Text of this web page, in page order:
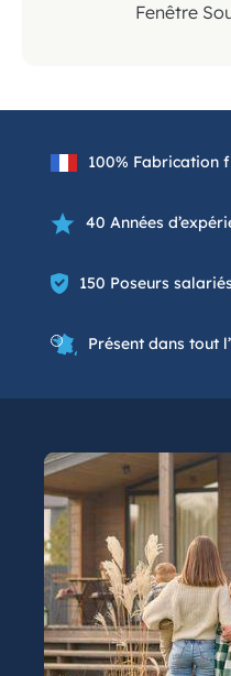
Fenêtre
100% Fabrication
40 Années
150 Poseurs salariés
Présent dans tout